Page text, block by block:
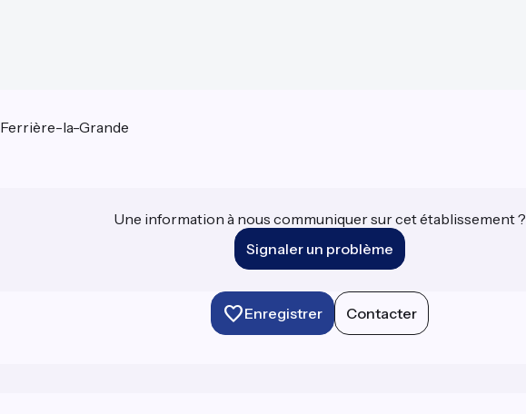
Ferrière-la-Grande
Une information à nous communiquer sur cet établissement ?
Signaler un problème
Enregistrer Contacter